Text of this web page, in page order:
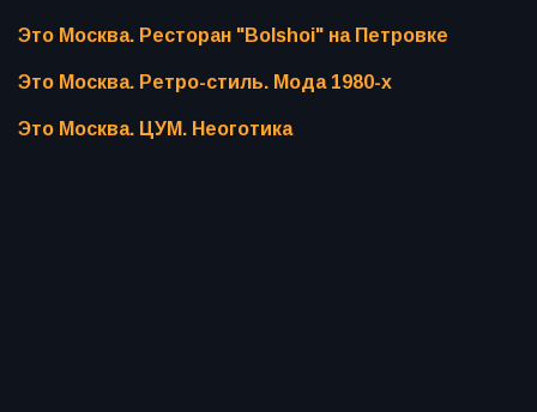
Это Москва. Ресторан "Bolshoi" на Петровке
Это Москва. Ретро-стиль. Мода 1980-х
Это Москва. ЦУМ. Неоготика